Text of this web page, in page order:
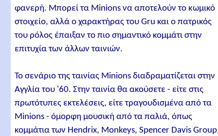
φανερή. Μπορεί τα Minions να αποτελούν το κωμικό
στοιχείο, αλλά ο χαρακτήρας του Gru και ο πατρικός
του ρόλος έπαιξαν το πιο σημαντικό κομμάτι στην
επιτυχία των άλλων ταινιών.
Το σενάριο της ταινίας Minions διαδραματίζεται στην
Αγγλία του '60. Στην ταινία θα ακούσετε - είτε στις
πρωτότυπες εκτελέσεις, είτε τραγουδισμένα από τα
Minions - όμορφη μουσική από τα παλιά, όπως
κομμάτια των Hendrix, Monkeys, Spencer Davis